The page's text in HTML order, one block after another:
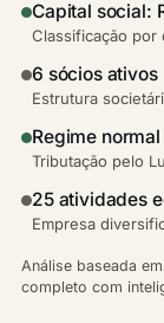
Capital social:
Classificação por
6 sócios ativos
Estrutura
Regime
Tributação pelo
25 atividades
Empresa
Análise baseada
completo com